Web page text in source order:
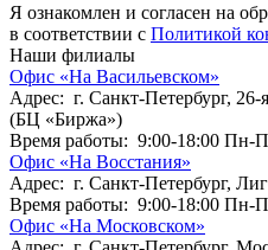
Я ознакомлен и согласен на
в соответствии с Политикой
Наши филиалы
Офис «На Васильевском»
Адрес: г. Санкт-Петербург,
(БЦ «Биржа»)
Время работы: 9:00-18:00 Пн-
Офис «На Восстания»
Адрес: г. Санкт-Петербург,
Время работы: 9:00-18:00 Пн-
Офис «На Московском»